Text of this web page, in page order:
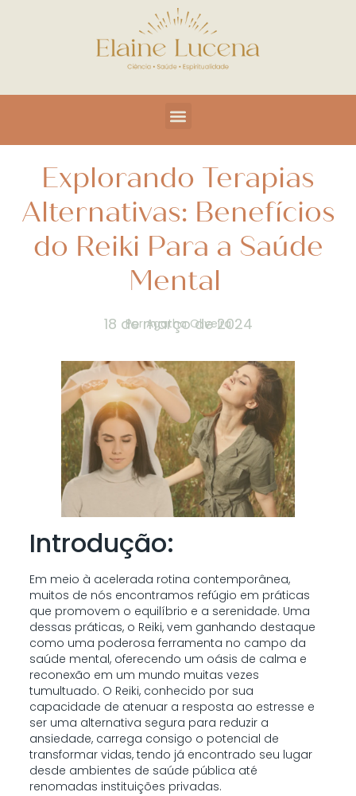
Explorando Terapias
Alternativas: Benefícios
do Reiki Para a Saúde
Mental
PorAgatha Oliveira
18 de março de 2024
Introdução:
Em meio à acelerada rotina contemporânea,
muitos de nós encontramos refúgio em práticas
que promovem o equilíbrio e a serenidade. Uma
dessas práticas, o Reiki, vem ganhando destaque
como uma poderosa ferramenta no campo da
saúde mental, oferecendo um oásis de calma e
reconexão em um mundo muitas vezes
tumultuado. O Reiki, conhecido por sua
capacidade de atenuar a resposta ao estresse e
ser uma alternativa segura para reduzir a
ansiedade, carrega consigo o potencial de
transformar vidas, tendo já encontrado seu lugar
desde ambientes de saúde pública até
renomadas instituições privadas.